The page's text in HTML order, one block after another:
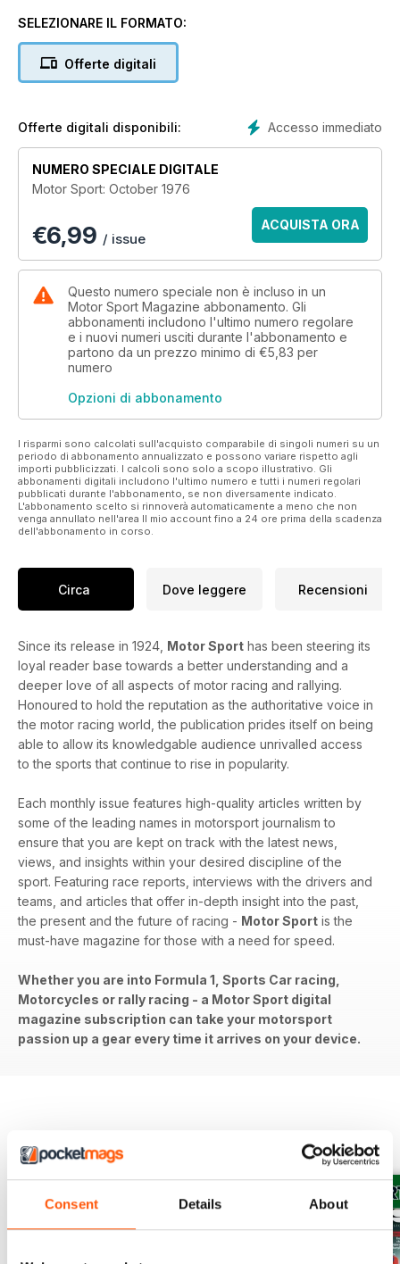
Consent Details About
SELEZIONARE IL FORMATO:
Offerte digitali
Accesso immediato
Offerte digitali disponibili:
NUMERO SPECIALE DIGITALE
Motor Sport: October 1976
€6,99 / issue
ACQUISTA ORA
Questo numero speciale non è incluso in un
Motor Sport Magazine abbonamento. Gli
abbonamenti includono l'ultimo numero regolare
e i nuovi numeri usciti durante l'abbonamento e
partono da un prezzo minimo di €5,83 per
numero
Opzioni di abbonamento
I risparmi sono calcolati sull'acquisto comparabile di singoli numeri su un
periodo di abbonamento annualizzato e possono variare rispetto agli
importi pubblicizzati. I calcoli sono solo a scopo illustrativo. Gli
abbonamenti digitali includono l'ultimo numero e tutti i numeri regolari
pubblicati durante l'abbonamento, se non diversamente indicato.
L'abbonamento scelto si rinnoverà automaticamente a meno che non
venga annullato nell'area Il mio account fino a 24 ore prima della scadenza
dell'abbonamento in corso.
Circa Dove leggere Recensioni
Since its release in 1924, Motor Sport has been steering its
loyal reader base towards a better understanding and a
deeper love of all aspects of motor racing and rallying.
Honoured to hold the reputation as the authoritative voice in
the motor racing world, the publication prides itself on being
able to allow its knowledgable audience unrivalled access
to the sports that continue to rise in popularity.
Each monthly issue features high-quality articles written by
some of the leading names in motorsport journalism to
ensure that you are kept on track with the latest news,
views, and insights within your desired discipline of the
sport. Featuring race reports, interviews with the drivers and
teams, and articles that offer in-depth insight into the past,
the present and the future of racing - Motor Sport is the
must-have magazine for those with a need for speed.
Whether you are into Formula 1, Sports Car racing,
Motorcycles or rally racing - a Motor Sport digital
magazine subscription can take your motorsport
passion up a gear every time it arrives on your device.